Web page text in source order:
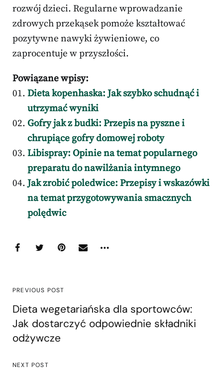
rozwój dzieci. Regularne wprowadzanie
zdrowych przekąsek pomoże kształtować
pozytywne nawyki żywieniowe, co
zaprocentuje w przyszłości.
Powiązane wpisy:
Dieta kopenhaska: Jak szybko schudnąć i
utrzymać wyniki
Gofry jak z budki: Przepis na pyszne i
chrupiące gofry domowej roboty
Libispray: Opinie na temat popularnego
preparatu do nawilżania intymnego
Jak zrobić poledwice: Przepisy i wskazówki
na temat przygotowywania smacznych
polędwic
PREVIOUS POST
Dieta wegetariańska dla sportowców:
Jak dostarczyć odpowiednie składniki
odżywcze
NEXT POST